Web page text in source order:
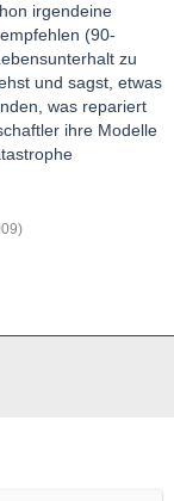
irgendeine
(90-
zu
und sagst, etwas
was repariert
ihre Modelle
)